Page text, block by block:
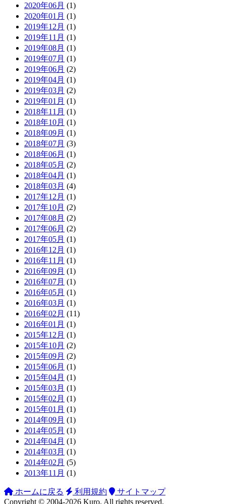
2020年06月 (1)
2020年01月 (1)
2019年12月 (1)
2019年11月 (1)
2019年08月 (1)
2019年07月 (1)
2019年06月 (2)
2019年04月 (1)
2019年03月 (2)
2019年01月 (1)
2018年11月 (1)
2018年10月 (1)
2018年09月 (1)
2018年07月 (3)
2018年06月 (1)
2018年05月 (2)
2018年04月 (1)
2018年03月 (4)
2017年12月 (1)
2017年10月 (2)
2017年08月 (2)
2017年06月 (2)
2017年05月 (1)
2016年12月 (1)
2016年11月 (1)
2016年09月 (1)
2016年07月 (1)
2016年05月 (1)
2016年03月 (1)
2016年02月 (11)
2016年01月 (1)
2015年12月 (1)
2015年10月 (2)
2015年09月 (2)
2015年06月 (1)
2015年04月 (1)
2015年03月 (1)
2015年02月 (1)
2015年01月 (1)
2014年09月 (1)
2014年05月 (1)
2014年04月 (1)
2014年03月 (1)
2014年02月 (5)
2013年11月 (1)
ホームに戻る 利用規約
サイトマップ
Copyright © 2004-2026 Kuro. All rights reserved.